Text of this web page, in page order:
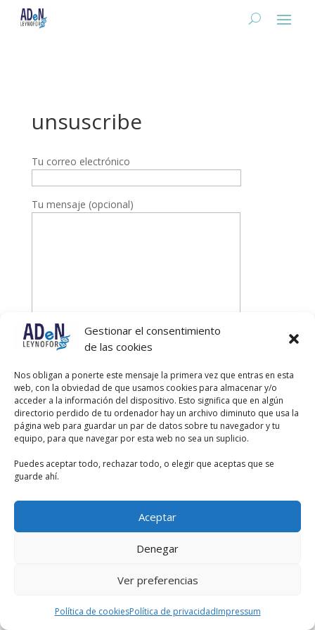
Gestionar el consentimiento
de las cookies
Nos obligan a ponerte este mensaje la primera vez que entras en esta
web, con la obviedad de que usamos cookies para almacenar y/o
acceder a la información del dispositivo. Esto significa que en algún
directorio perdido de tu ordenador hay un archivo diminuto que usa la
página web para guardar un par de datos sobre tu navegador y tu
equipo, para que navegar por esta web no sea un suplicio.
Puedes aceptar todo, rechazar todo, o elegir que aceptas que se
guarde ahí.
Aceptar
Denegar
Ver preferencias
Política de cookiesPolítica de privacidadImpressum
unsuscribe
Tu correo electrónico
Tu mensaje (opcional)